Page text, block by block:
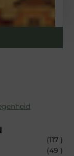
(117 )
(49 )